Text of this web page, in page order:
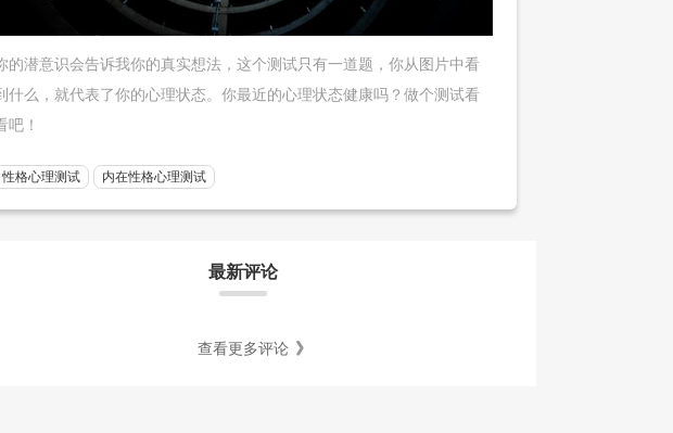
的潜意识会告诉我你的真实想法，这个测试只有一道题，你从图片中看
什么，就代表了你的心理状态。你最近的心理状态健康吗？做个测试看
吧！
性格心理测试 内在性格心理测试
最新评论
查看更多评论